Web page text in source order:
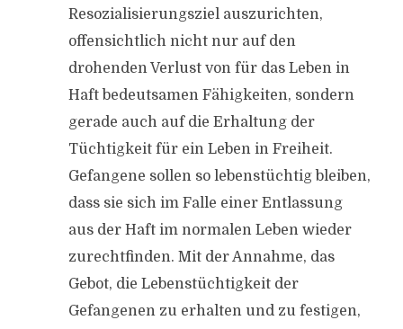
Resozialisierungsziel auszurichten,
offensichtlich nicht nur auf den
drohenden Verlust von für das Leben in
Haft bedeutsamen Fähigkeiten, sondern
gerade auch auf die Erhaltung der
Tüchtigkeit für ein Leben in Freiheit.
Gefangene sollen so lebenstüchtig bleiben,
dass sie sich im Falle einer Entlassung
aus der Haft im normalen Leben wieder
zurechtfinden. Mit der Annahme, das
Gebot, die Lebenstüchtigkeit der
Gefangenen zu erhalten und zu festigen,